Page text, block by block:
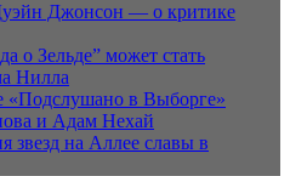
Джонсон — о критике
о Зельде” может стать
Нилла
«Подслушано в Выборге»
и Адам Нехай
звезд на Аллее славы в